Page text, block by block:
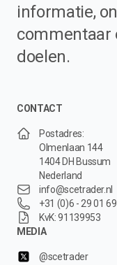
informatie,
commentaar
doelen.
CONTACT
Postadres:
Olmenlaan 144
1404 DH Bussum
Nederland
info@scetrader.nl
+31 (0)6 - 29 01
KvK: 91139953
MEDIA
@scetrader